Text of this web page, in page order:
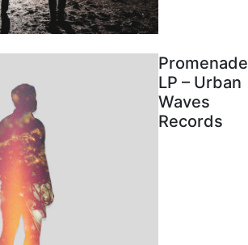
Promenade
LP – Urban
Waves
Records